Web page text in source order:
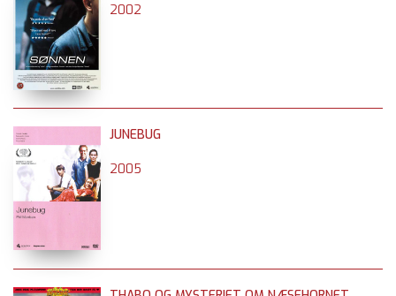
2002
JUNEBUG
2005